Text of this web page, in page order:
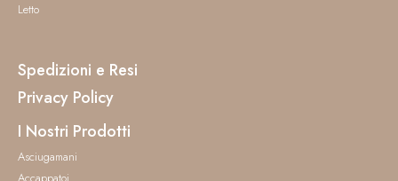
Letto
Spedizioni e Resi
Privacy Policy
I Nostri Prodotti
Asciugamani